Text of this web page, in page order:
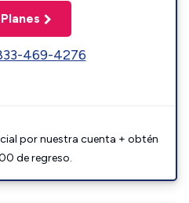
469-4276
por nuestra cuenta + obtén
de regreso.